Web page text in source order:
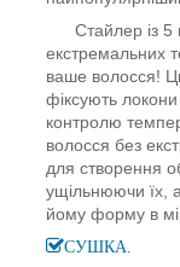
Стайлер із 5
екстремальних
ваше волосся!
фіксують локони
контролю
волосся без
для створення
ущільнюючи їх,
йому форму в
СУШКА.